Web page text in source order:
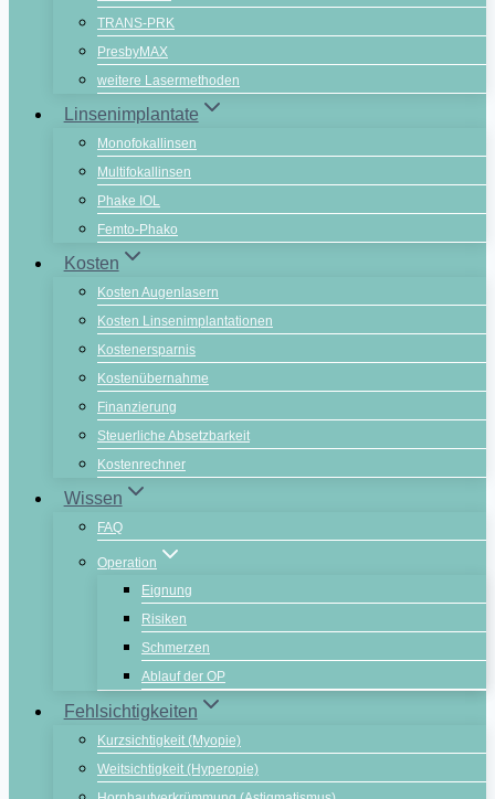
TRANS-PRK
PresbyMAX
weitere Lasermethoden
Linsenimplantate
Monofokallinsen
Multifokallinsen
Phake IOL
Femto-Phako
Kosten
Kosten Augenlasern
Kosten Linsenimplantationen
Kostenersparnis
Kostenübernahme
Finanzierung
Steuerliche Absetzbarkeit
Kostenrechner
Wissen
FAQ
Operation
Eignung
Risiken
Schmerzen
Ablauf der OP
Fehlsichtigkeiten
Kurzsichtigkeit (Myopie)
Weitsichtigkeit (Hyperopie)